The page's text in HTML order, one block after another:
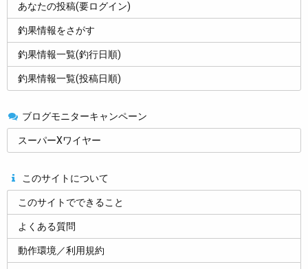
あなたの投稿(要ログイン)
釣果情報をさがす
釣果情報一覧(釣行日順)
釣果情報一覧(投稿日順)
ブログモニターキャンペーン
スーパーXワイヤー
このサイトについて
このサイトでできること
よくある質問
動作環境／利用規約